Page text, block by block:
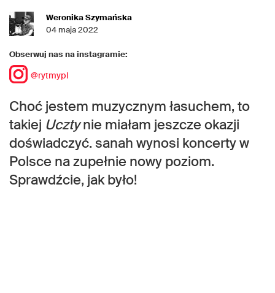
Weronika Szymańska
04 maja 2022
Obserwuj nas na instagramie:
@rytmypl
Choć jestem muzycznym łasuchem, to
takiej Ucztynie miałam jeszcze okazji
doświadczyć. sanah wynosi koncerty w
Polsce na zupełnie nowy poziom.
Sprawdźcie, jak było!